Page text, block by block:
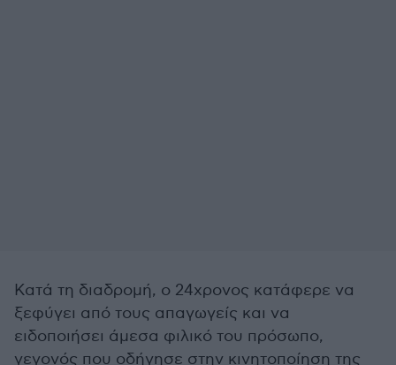
Κατά τη διαδρομή, ο 24χρονος κατάφερε να
ξεφύγει από τους απαγωγείς και να
ειδοποιήσει άμεσα φιλικό του πρόσωπο,
γεγονός που οδήγησε στην κινητοποίηση της